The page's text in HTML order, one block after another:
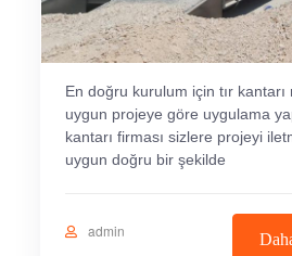
En doğru kurulum için tır kantarı
uygun projeye göre uygulama
kantarı firması sizlere projeyi
uygun doğru bir şekilde
admin